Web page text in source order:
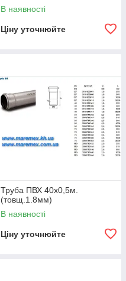
В наявності
Ціну уточнюйте
Труба ПВХ 40х0,5м.
(товщ.1.8мм)
В наявності
Ціну уточнюйте